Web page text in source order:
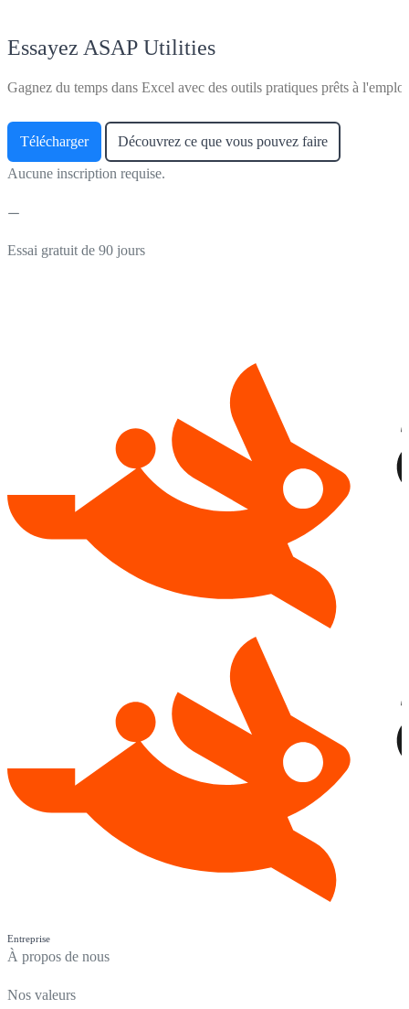
Essayez ASAP Utilities
Gagnez du temps dans Excel avec des outils pratiques prêts à
Télécharger Découvrez ce que vous pouvez faire
Aucune inscription requise.
Essai gratuit de 90 jours
Entreprise
À propos de nous
Nos valeurs